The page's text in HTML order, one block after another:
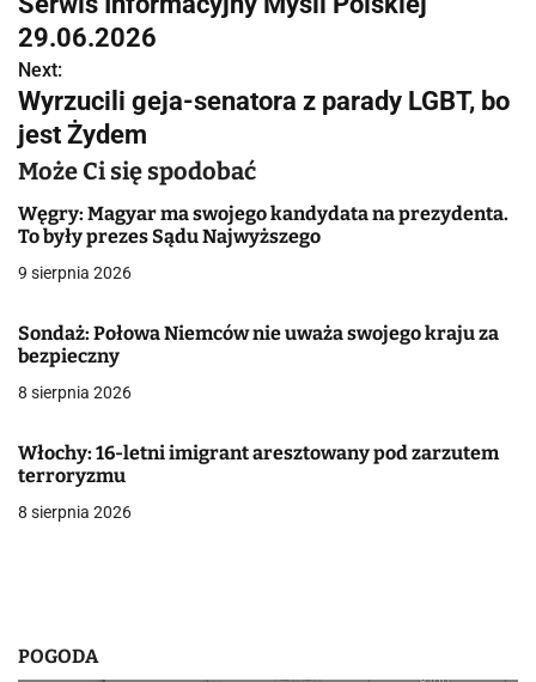
a
w
i
g
a
c
a
w
i
s
29.06.2026
Next:
Wyrzucili geja-senatora z parady LGBT, bo
jest Żydem
Może Ci się spodobać
Węgry: Magyar ma swojego kandydata na prezydenta.
To były prezes Sądu Najwyższego
9 sierpnia 2026
Sondaż: Połowa Niemców nie uważa swojego kraju za
bezpieczny
8 sierpnia 2026
Włochy: 16-letni imigrant aresztowany pod zarzutem
terroryzmu
8 sierpnia 2026
POGODA